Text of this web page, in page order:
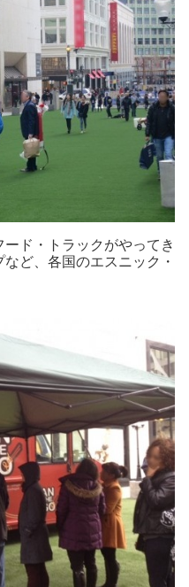
ド・トラックがやってき
ど、各国のエスニック・